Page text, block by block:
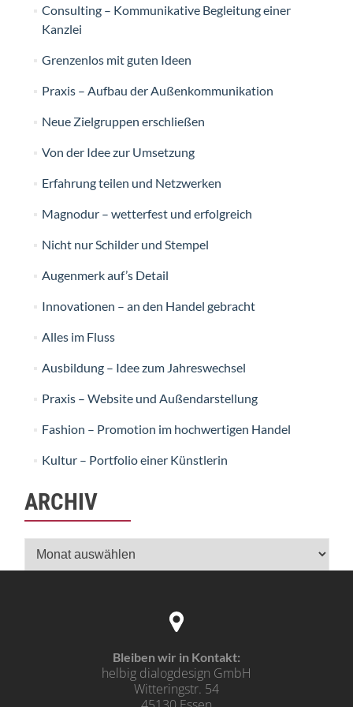
Consulting – Kommunikative Begleitung einer
Kanzlei
Grenzenlos mit guten Ideen
Praxis – Aufbau der Außenkommunikation
Neue Zielgruppen erschließen
Von der Idee zur Umsetzung
Erfahrung teilen und Netzwerken
Magnodur – wetterfest und erfolgreich
Nicht nur Schilder und Stempel
Augenmerk auf’s Detail
Innovationen – an den Handel gebracht
Alles im Fluss
Ausbildung – Idee zum Jahreswechsel
Praxis – Website und Außendarstellung
Fashion – Promotion im hochwertigen Handel
Kultur – Portfolio einer Künstlerin
ARCHIV
Archiv
Bleiben wir in Kontakt:
helbig dialogdesign GmbH
Witteringstr. 54